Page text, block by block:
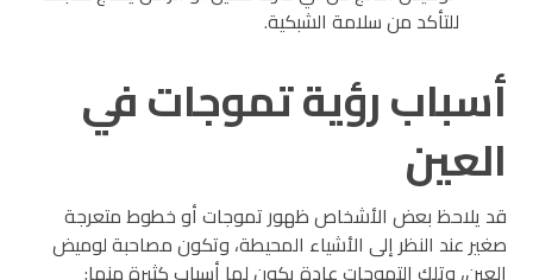
للتأكد من سلامة الشبكية.
أسباب رؤية تموجات في
العين
قد يلاحظ بعض الأشخاص ظهور تموجات أو خطوط متعرجة
صغير عند النظر إلى الأشياء المحيطة، وتكون مصاحبة لوميض